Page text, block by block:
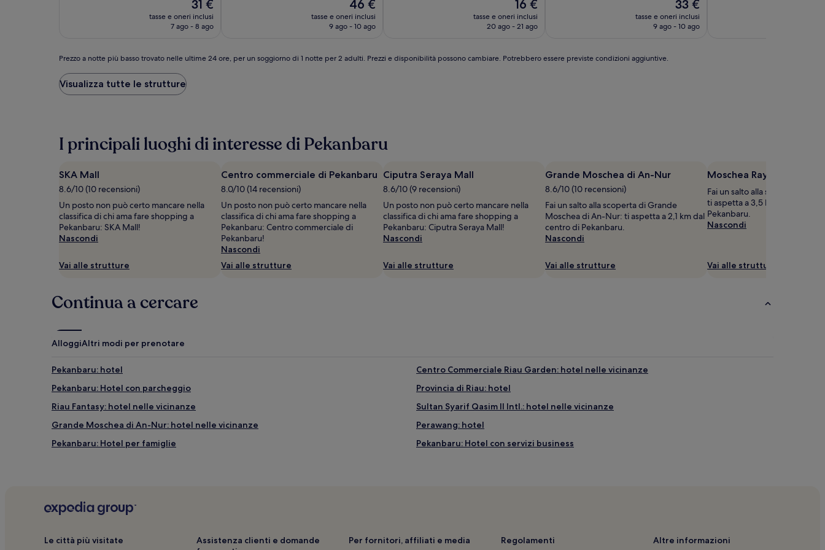
prezzo
attuale
31 €
tasse e oneri inclusi
7 ago - 8 ago
prezzo
attuale
46 €
tasse e oneri inclusi
9 ago - 10 ago
prezzo
attuale
16 €
tasse e oneri inclusi
20 ago - 21 ago
prezzo
attuale
33 €
tasse e oneri inclusi
9 ago - 10 ago
Prezzo
notte
più
ultime
24
per
un
soggiorno
di
1
notte
per
Prezzi
possono
previste
aggiuntive.
Prezzo a notte più basso trovato nelle ultime 24 ore, per un soggiorno di 1 notte per 2 adulti. Prezzi e disponibilità possono cambiare. Potrebbero essere previste condizioni aggiuntive.
Visualizza tutte le strutture
I principali luoghi di interesse di Pekanbaru
SKA Mall
8.6/10 (10 recensioni)
Un posto non può certo mancare nella
classifica di chi ama fare shopping a
Pekanbaru: SKA Mall!
Nascondi
Vai alle strutture
Centro commerciale di Pekanbaru
8.0/10 (14 recensioni)
Un posto non può certo mancare nella
classifica di chi ama fare shopping a
Pekanbaru: Centro commerciale di
Pekanbaru!
Nascondi
Vai alle strutture
Ciputra Seraya Mall
8.6/10 (9 recensioni)
Un posto non può certo mancare nella
classifica di chi ama fare shopping a
Pekanbaru: Ciputra Seraya Mall!
Nascondi
Vai alle strutture
Grande Moschea di An-Nur
8.6/10 (10 recensioni)
Fai un salto alla scoperta di Grande
Moschea di An-Nur: ti aspetta a 2,1 km dal
centro di Pekanbaru.
Nascondi
Vai alle strutture
Moschea Raya
Fai un salto alla scoperta di
ti aspetta a 3,5 km dal centro
Pekanbaru.
Nascondi
Vai alle strutture
Continua a cercare
AlloggiAltri modi per prenotare
Pekanbaru: hotel
Centro Commerciale Riau Garden: hotel nelle vicinanze
Pekanbaru: Hotel con parcheggio
Provincia di Riau: hotel
Riau Fantasy: hotel nelle vicinanze
Sultan Syarif Qasim II Intl.: hotel nelle vicinanze
Grande Moschea di An-Nur: hotel nelle vicinanze
Perawang: hotel
Pekanbaru: Hotel per famiglie
Pekanbaru: Hotel con servizi business
Le città più visitate
Assistenza clienti e domande
Per fornitori, affiliati e media Regolamenti Altre informazioni